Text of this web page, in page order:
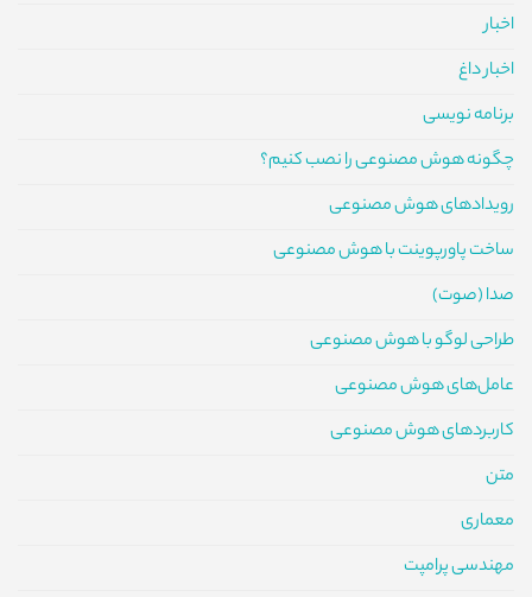
اخبار
اخبار داغ
برنامه نویسی
چگونه هوش مصنوعی را نصب کنیم؟
رویدادهای هوش مصنوعی
ساخت پاورپوینت با هوش مصنوعی
صدا (صوت)
طراحی لوگو با هوش مصنوعی
عامل‌های هوش مصنوعی
کاربردهای هوش مصنوعی
متن
معماری
مهندسی پرامپت